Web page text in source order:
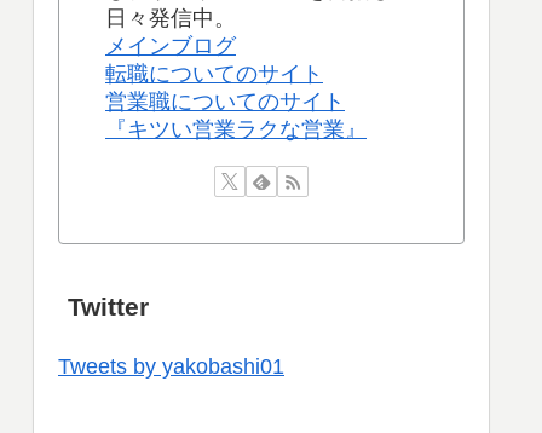
日々発信中。
メインブログ
転職についてのサイト
営業職についてのサイト
『キツい営業ラクな営業』
Twitter
Tweets by yakobashi01